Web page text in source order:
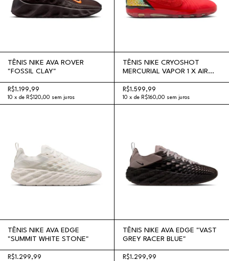
TÊNIS NIKE AVA ROVER
"FOSSIL CLAY"
R$1.199,99
10 x de R$120,00 sem juros
TÊNIS NIKE CRYOSHOT
MERCURIAL VAPOR 1 X AIR
R$1.599,99
10 x de R$160,00 sem juros
TÊNIS NIKE AVA EDGE
"SUMMIT WHITE STONE"
R$1.299,99
TÊNIS NIKE AVA EDGE "VAST
GREY RACER BLUE"
R$1.299,99